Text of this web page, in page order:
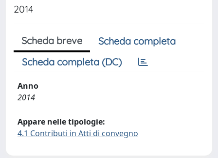
2014
Scheda breve
Scheda completa
Scheda completa (DC)
Anno
2014
Appare nelle tipologie:
4.1 Contributi in Atti di convegno